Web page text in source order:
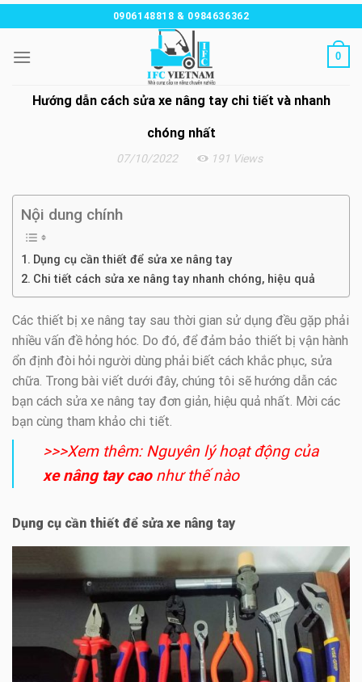
Chuyển
đến
nội
0906148818 & 0984636362
0
07/10/2022 191 Views
Hướng dẫn cách sửa xe nâng tay chi tiết và nhanh
chóng nhất
Nội dung chính
Dụng cụ cần thiết để sửa xe nâng tay
Chi tiết cách sửa xe nâng tay nhanh chóng, hiệu quả
Các thiết bị xe nâng tay sau thời gian sử dụng đều gặp phải
nhiều vấn đề hỏng hóc. Do đó, để đảm bảo thiết bị vận hành
ổn định đòi hỏi người dùng phải biết cách khắc phục, sửa
chữa. Trong bài viết dưới đây, chúng tôi sẽ hướng dẫn các
bạn cách sửa xe nâng tay đơn giản, hiệu quả nhất. Mời các
bạn cùng tham khảo chi tiết.
>>>Xem thêm: Nguyên lý hoạt động của
xe nâng tay caonhư thế nào
Dụng cụ cần thiết để sửa xe nâng tay